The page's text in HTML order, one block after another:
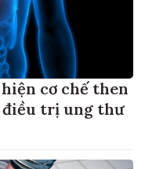
cơ chế then
điều trị ung thư